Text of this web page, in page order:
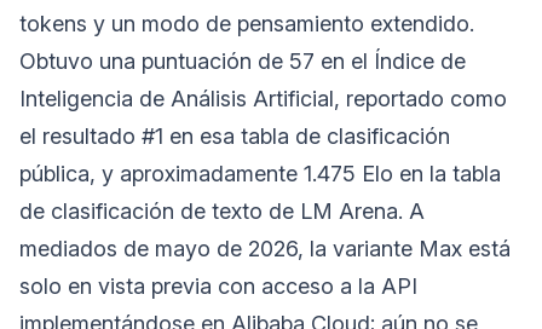
tokens y un modo de pensamiento extendido.
Obtuvo una puntuación de 57 en el Índice de
Inteligencia de Análisis Artificial, reportado como
el resultado #1 en esa tabla de clasificación
pública, y aproximadamente 1.475 Elo en la tabla
de clasificación de texto de LM Arena. A
mediados de mayo de 2026, la variante Max está
solo en vista previa con acceso a la API
implementándose en Alibaba Cloud; aún no se